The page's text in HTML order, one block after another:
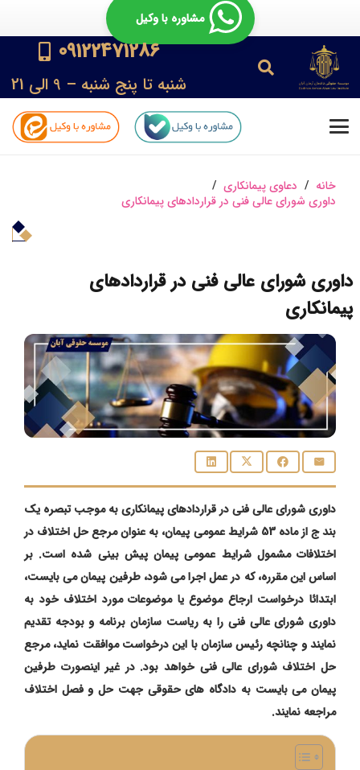
مشاوره با وکیل
09122471286
شنبه تا پنج شنبه – 9 الی 21
خانه / دعاوی پیمانکاری /
داوری شورای عالی فنی در قراردادهای پیمانکاری
داوری شورای عالی فنی در قراردادهای
پیمانکاری
داوری شورای عالی فنی در قراردادهای پیمانکاری به موجب تبصره یک
بند ج از ماده 53 شرایط عمومی پیمان، به عنوان مرجع حل اختلاف در
اختلافات مشمول شرایط عمومی پیمان پیش بینی شده است. بر
اساس این مقرره، که در عمل اجرا می شود، طرفین پیمان می بایست،
ابتدائا درخواست ارجاع موضوع یا موضوعات مورد اختلاف خود به
داوری شورای عالی فنی را به ریاست سازمان برنامه و بودجه تقدیم
نمایند و چنانچه رئیس سازمان با این درخواست موافقت نماید،‌ مرجع
حل اختلاف شورای عالی فنی خواهد بود. در غیر اینصورت طرفین
پیمان می بایست به دادگاه های حقوقی جهت حل و فصل اختلاف
مراجعه نمایند.